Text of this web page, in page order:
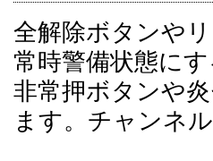
全解除ボタンや
常時警備状態に
非常押ボタンや
ます。チャンネ